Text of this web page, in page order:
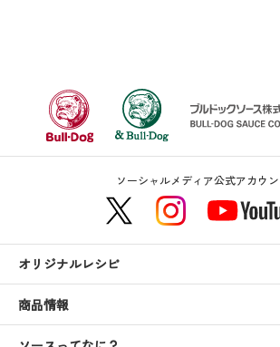
ソーシャルメディア公式アカウン
オリジナルレシピ
商品情報